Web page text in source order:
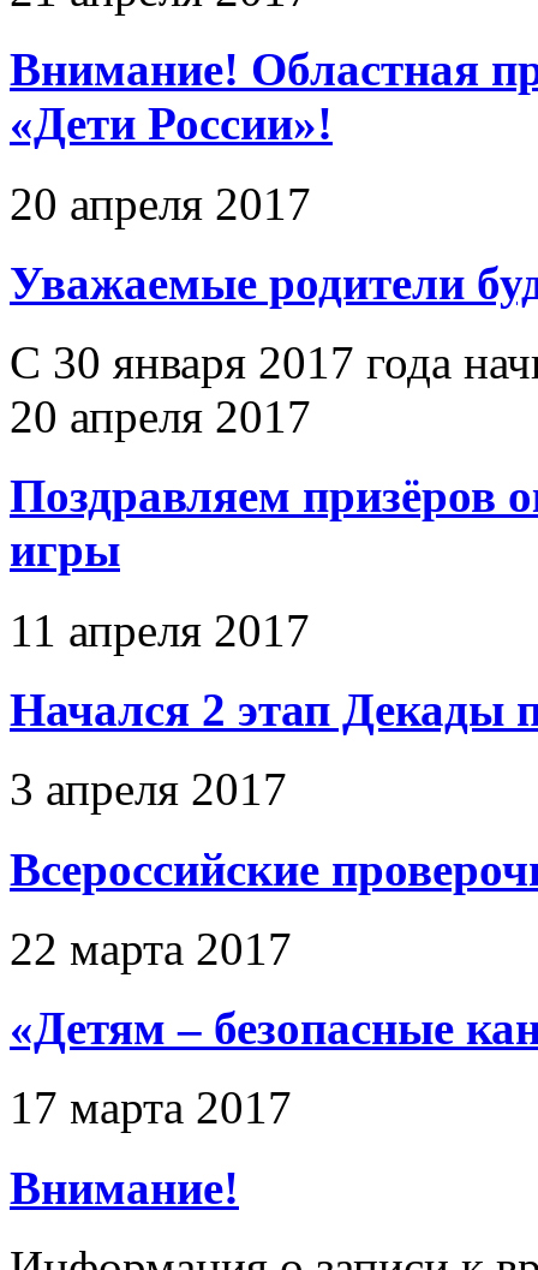
Внимание! Областная
«Дети России»!
20 апреля 2017
Уважаемые родители
С 30 января 2017 года
20 апреля 2017
Поздравляем призёров
игры
11 апреля 2017
Начался 2 этап Декады
3 апреля 2017
Всероссийские
22 марта 2017
«Детям – безопасные
17 марта 2017
Внимание!